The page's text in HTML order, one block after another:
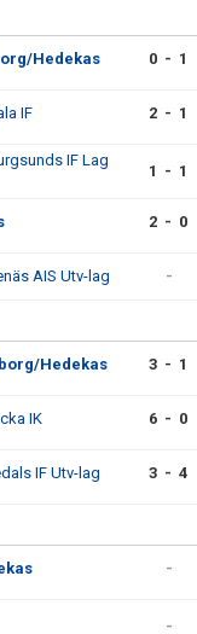
Hedekas 0 - 1
IF 2 - 1
IF Lag
1 - 1
2 - 0
AIS Utv-lag -
Hedekas 3 - 1
IK 6 - 0
IF Utv-lag 3 - 4
-
-